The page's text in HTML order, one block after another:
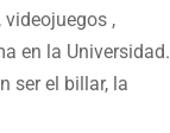
,
en la Universidad.
ser el billar, la